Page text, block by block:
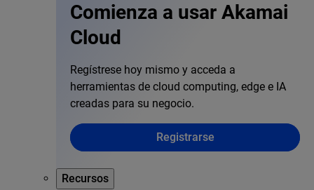
Comienza a usar Akamai
Cloud
Regístrese hoy mismo y acceda a
herramientas de cloud computing, edge e IA
creadas para su negocio.
Registrarse
Recursos